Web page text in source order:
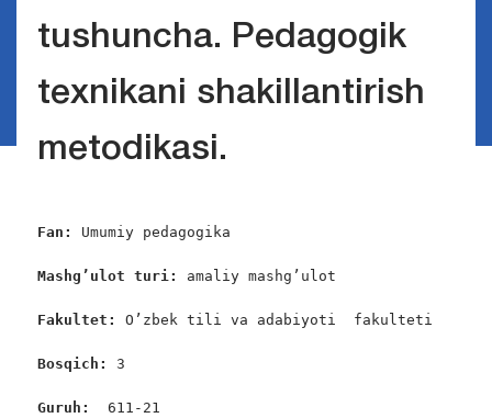
tushuncha. Pedagogik
texnikani shakillantirish
metodikasi.
Fan: Umumiy pedagogika
Mashg’ulot turi: amaliy mashg’ulot
Fakultet: O’zbek tili va adabiyoti  fakulteti
Bosqich: 3
Guruh: 611-21